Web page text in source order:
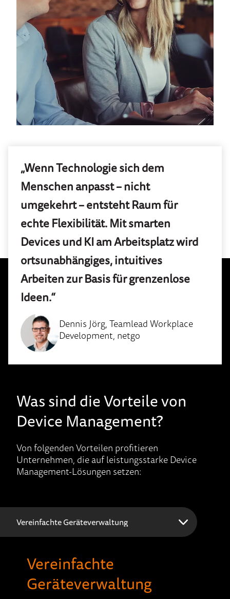
„Wenn Technologie sich dem
Menschen anpasst – nicht
umgekehrt – entsteht Raum für
echte Flexibilität. Mit smarten
Devices und KI am Arbeitsplatz wird
ortsunabhängiges, intuitives
Arbeiten zur Basis für grenzenlose
Ideen.“
Dennis Jörg, Teamlead Workplace
Development, netgo
Was sind die Vorteile von
Device Management?
Von folgenden Vorteilen profitieren
Unternehmen, die auf leistungsstarke Device
Management-Lösungen setzen:
Vereinfachte
Geräteverwaltung